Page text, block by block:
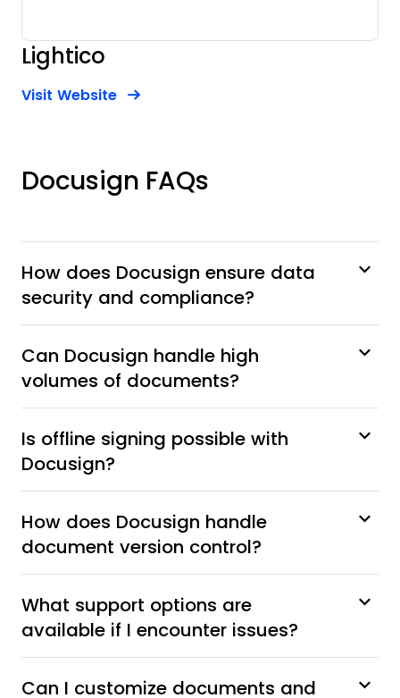
Lightico
Visit WebsiteOpens New Window
Docusign FAQs
How does Docusign ensure data
security and compliance?
Can Docusign handle high
volumes of documents?
Is offline signing possible with
Docusign?
How does Docusign handle
document version control?
What support options are
available if I encounter issues?
Can I customize documents and